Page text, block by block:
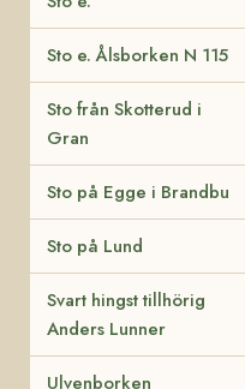
Sto e. Ålsborken N 115
Sto från Skotterud i
Gran
Sto på Egge i Brandbu
Sto på Lund
Svart hingst tillhörig
Anders Lunner
Ulvenborken